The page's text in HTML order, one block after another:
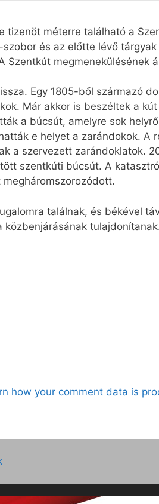
tizenöt méterre található a
és az előtte lévő
Szentkút megmenekülésének
Egy 1805-ből származó
Már akkor is beszéltek a
a búcsút, amelyre sok
e helyet a zarándokok. A
a szervezett zarándoklatok.
szentkúti búcsút. A
találnak, és békével
how your comment data is